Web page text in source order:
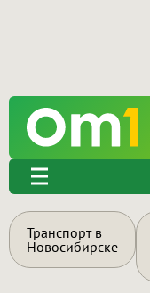
Транспорт в
Новосибирске